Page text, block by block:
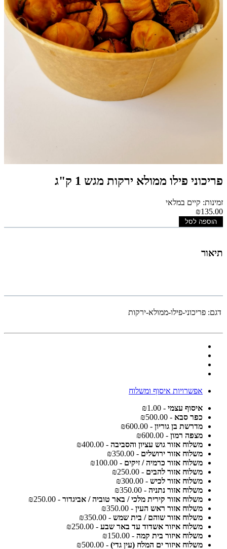
פריכוני פילו ממולא ירקות מגש 1 ק"ג
זמינות: קיים במלאי
₪135.00
הוספה לסל
תיאור
דגם: פריכוני-פילו-ממולא-ירקות
אפשרויות איסוף ומשלוח
איסוף עצמי - ₪1.00
כפר סבא - ₪500.00
מדרשת בן גוריון - ₪600.00
מצפה רמון - ₪600.00
משלוח אזור גוש עציון והסביבה - ₪400.00
משלוח אזור ירושלים - ₪350.00
משלוח אזור כרמיה / זיקים - ₪100.00
משלוח אזור להבים - ₪250.00
משלוח אזור לכיש - ₪300.00
משלוח אזור נתניה - ₪350.00
משלוח אזור קירית מלכי / באר טוביה / אביגדור - ₪250.00
משלוח אזור ראש העין - ₪350.00
משלוח אזור שוהם / בית שמש - ₪350.00
משלוח איזור אשדוד עד באר שבע - ₪250.00
משלוח איזור בית קמה - ₪150.00
משלוח איזור ים המלח (עין גדי) - ₪500.00